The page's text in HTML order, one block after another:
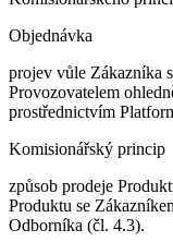
Objednávka
projev vůle Zákazníka
Provozovatelem
prostřednictvím
Komisionářský princip
způsob prodeje
Produktu se
Odborníka (čl. 4.3).